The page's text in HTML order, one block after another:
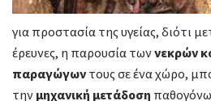
για προστασία της υγείας, διότι
έρευνες, η παρουσία τωννεκρών
παραγώγων τους σε ένα χώρο,
την μηχανική μετάδοση